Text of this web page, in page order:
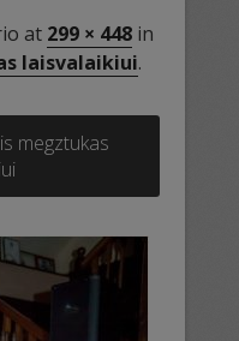
at 299 × 448 in
laisvalaikiui.
megztukas